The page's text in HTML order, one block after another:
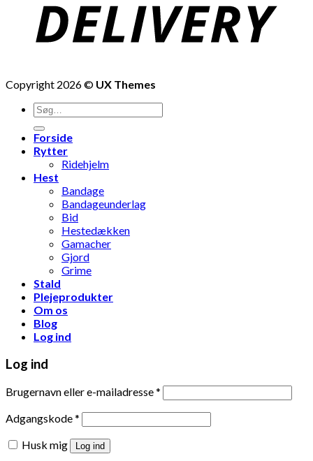
Copyright 2026 © UX Themes
Søg
efter:
Forside
Rytter
Ridehjelm
Hest
Bandage
Bandageunderlag
Bid
Hestedækken
Gamacher
Gjord
Grime
Stald
Plejeprodukter
Om os
Blog
Log ind
Log ind
Brugernavn eller e-mailadresse*
Adgangskode*
Husk mig
Log ind